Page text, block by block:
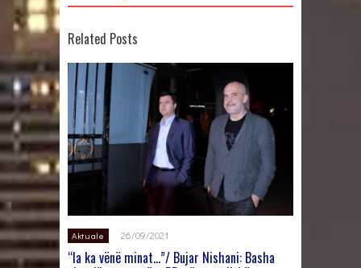
Related Posts
Aktuale 26/09/2021
“Ia ka vënë minat…”/ Bujar Nishani: Basha